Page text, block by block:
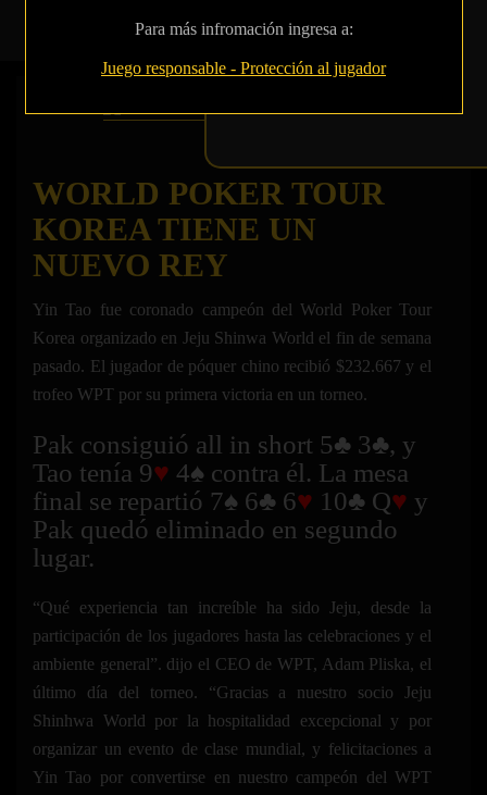
Para más infromación ingresa a:
Juego responsable - Protección al jugador
World Poker Tour Korea Tiene un nuevo rey
WORLD POKER TOUR
KOREA TIENE UN
NUEVO REY
Yin Tao fue coronado campeón del World Poker Tour
Korea organizado en Jeju Shinwa World el fin de semana
pasado. El jugador de póquer chino recibió $232.667 y el
trofeo WPT por su primera victoria en un torneo.
Pak consiguió all in short 5♣ 3♣, y
Tao tenía 9♥ 4♠ contra él. La mesa
final se repartió 7♠ 6♣ 6♥ 10♣ Q♥ y
Pak quedó eliminado en segundo
lugar.
“Qué experiencia tan increíble ha sido Jeju, desde la
participación de los jugadores hasta las celebraciones y el
ambiente general”. dijo el CEO de WPT, Adam Pliska, el
último día del torneo. “Gracias a nuestro socio Jeju
Shinhwa World por la hospitalidad excepcional y por
organizar un evento de clase mundial, y felicitaciones a
Yin Tao por convertirse en nuestro campeón del WPT